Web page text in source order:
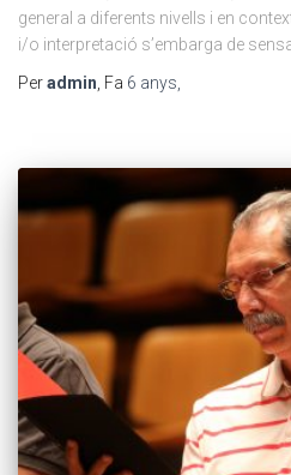
general a diferents nivells i en
i/o interpretació s’embarga de
Peradmin , Fa 6 anys